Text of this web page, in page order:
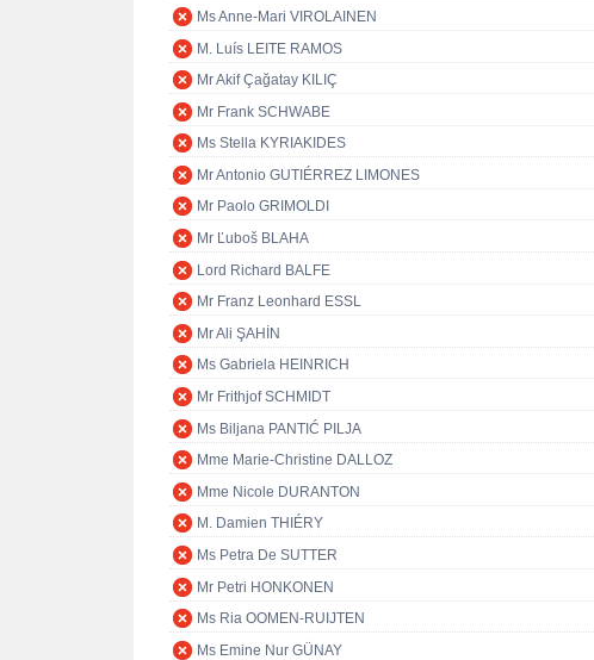
Ms Anne-Mari VIROLAINEN
M. Luís LEITE RAMOS
Mr Akif Çağatay KILIÇ
Mr Frank SCHWABE
Ms Stella KYRIAKIDES
Mr Antonio GUTIÉRREZ LIMONES
Mr Paolo GRIMOLDI
Mr Ľuboš BLAHA
Lord Richard BALFE
Mr Franz Leonhard ESSL
Mr Ali ŞAHİN
Ms Gabriela HEINRICH
Mr Frithjof SCHMIDT
Ms Biljana PANTIĆ PILJA
Mme Marie-Christine DALLOZ
Mme Nicole DURANTON
M. Damien THIÉRY
Ms Petra De SUTTER
Mr Petri HONKONEN
Ms Ria OOMEN-RUIJTEN
Ms Emine Nur GÜNAY